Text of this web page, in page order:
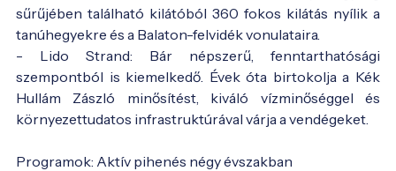
sűrűjében található kilátóból 360 fokos kilátás nyílik a
tanúhegyekre és a Balaton-felvidék vonulataira.
- Lido Strand: Bár népszerű, fenntarthatósági
szempontból is kiemelkedő. Évek óta birtokolja a Kék
Hullám Zászló minősítést, kiváló vízminőséggel és
környezettudatos infrastruktúrával várja a vendégeket.
Programok: Aktív pihenés négy évszakban